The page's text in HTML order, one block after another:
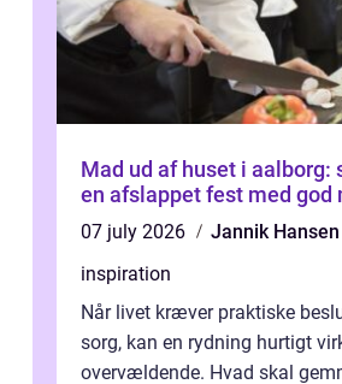
Mad ud af huset i aalborg:
en afslappet fest med god
07 july 2026
Jannik Hansen
inspiration
Når livet kræver praktiske
sorg, kan en rydning hurtigt
overvældende. Hvad skal